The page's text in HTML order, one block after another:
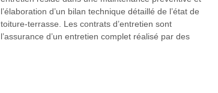
l’élaboration d’un bilan technique détaillé de l’état de
toiture-terrasse. Les contrats d’entretien sont
l’assurance d’un entretien complet réalisé par des